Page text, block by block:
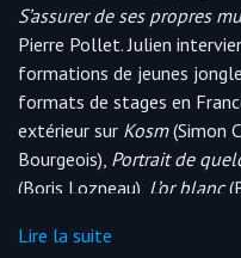
S’assurer de ses propres
Pierre Pollet. Julien
formations de jeunes
formats de stages en
extérieur sur Kosm(Simon
Bourgeois), Portrait de
(Boris Lozneau), L’or blanc
Lire la suite